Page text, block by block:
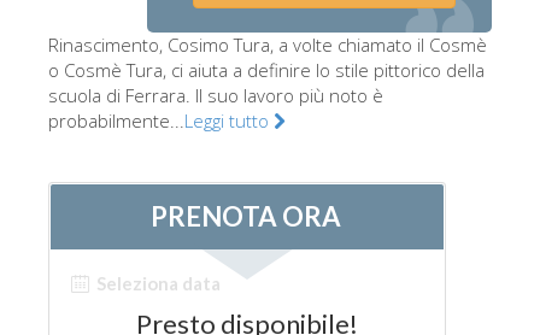
Museo nazionale del Bargello
Galleria dell'Accademia
Museo delle Cappelle Medicee
Museo Archeologico
Opificio delle pietre dure
Rinascimento, Cosimo Tura, a volte chiamato il Cosmè
o Cosmè Tura, ci aiuta a definire lo stile pittorico della
scuola di Ferrara. Il suo lavoro più noto è
probabilmente...Leggi tutto